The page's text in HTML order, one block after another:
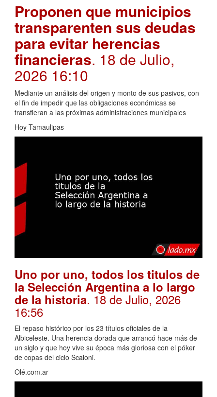
Proponen que municipios
transparenten sus deudas
para evitar herencias
financieras. 18 de Julio,
2026 16:10
Mediante un análisis del origen y monto de sus pasivos, con
el fin de impedir que las obligaciones económicas se
transfieran a las próximas administraciones municipales
Hoy Tamaulipas
Uno por uno, todos los titulos de
la Selección Argentina a lo largo
de la historia. 18 de Julio, 2026
16:56
El repaso histórico por los 23 títulos oficiales de la
Albiceleste. Una herencia dorada que arrancó hace más de
un siglo y que hoy vive su época más gloriosa con el póker
de copas del ciclo Scaloni.
Olé.com.ar